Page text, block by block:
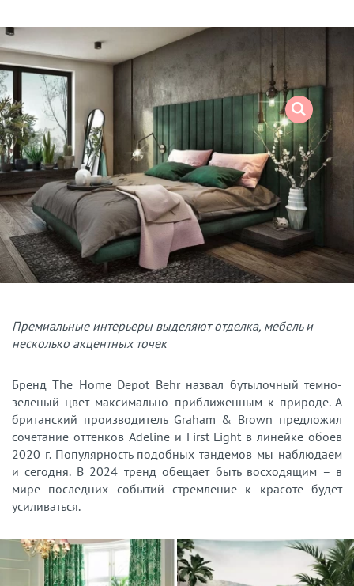
Премиальные интерьеры выделяют отделка, мебель и
несколько акцентных точек
Бренд The Home Depot Behr назвал бутылочный темно-
зеленый цвет максимально приближенным к природе. А
британский производитель Graham & Brown предложил
сочетание оттенков Adeline и First Light в линейке обоев
2020 г. Популярность подобных тандемов мы наблюдаем
и сегодня. В 2024 тренд обещает быть восходящим – в
мире последних событий стремление к красоте будет
усиливаться.